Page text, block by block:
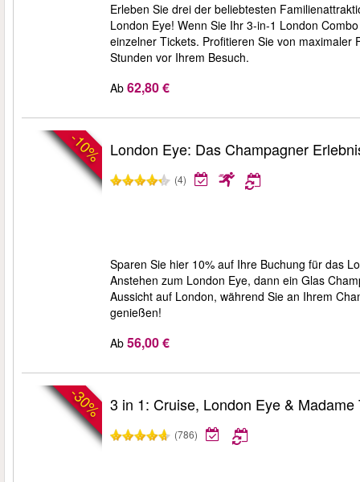
Erleben Sie drei der beliebtesten
London Eye! Wenn Sie Ihr 3-in-1 London
einzelner Tickets. Profitieren Sie von
Stunden vor Ihrem Besuch.
Ab 62,80 €
-10% London Eye: Das Champagner
(4)
Sparen Sie hier 10% auf Ihre Buchung für das
Anstehen zum London Eye, dann ein Glas
Aussicht auf London, während Sie an Ihrem
genießen!
Ab 56,00 €
-30% 3 in 1: Cruise, London Eye & Madame
(786)